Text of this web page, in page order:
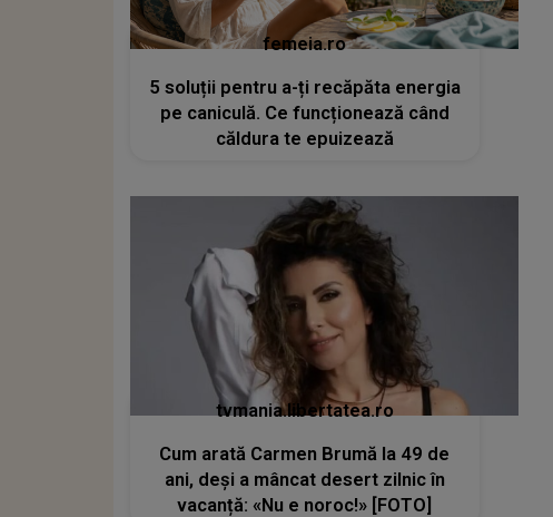
femeia.ro
5 soluții pentru a-ți recăpăta energia
pe caniculă. Ce funcționează când
căldura te epuizează
tvmania.libertatea.ro
Cum arată Carmen Brumă la 49 de
ani, deși a mâncat desert zilnic în
vacanță: «Nu e noroc!» [FOTO]